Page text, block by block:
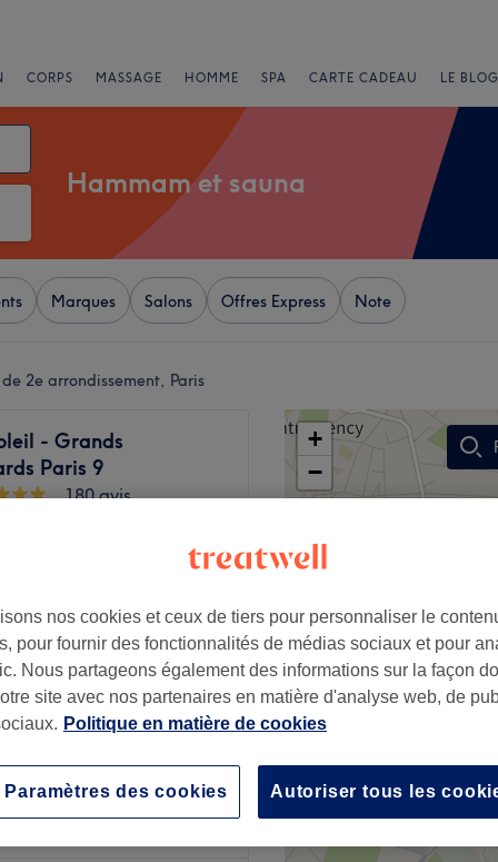
CORPS MASSAGE HOMME SPA CARTE CADEAU LE
Hammam et sauna
Marques Salons Offres Express Note
2e arrondissement, Paris
- Grands
Paris 9
180 avis
de cette activité
19 €
34 €
de cette activité dans
19 €
34 €
+
−
nos cookies et ceux de tiers pour personnaliser le
pour fournir des fonctionnalités de médias sociaux et pour
Nous partageons également des informations sur la façon
site avec nos partenaires en matière d'analyse web, de
Politique en matière de cookies
Autoriser tous les
Paramètres des cookies